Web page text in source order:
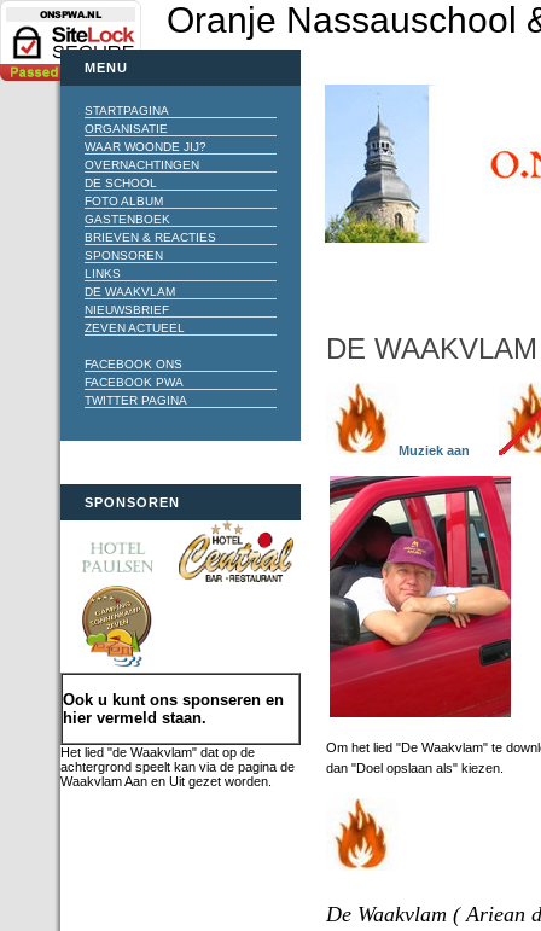
Oranje Nassauschool
MENU
STARTPAGINA
ORGANISATIE
WAAR WOONDE JIJ?
OVERNACHTINGEN
DE SCHOOL
FOTO ALBUM
GASTENBOEK
BRIEVEN & REACTIES
SPONSOREN
LINKS
DE WAAKVLAM
NIEUWSBRIEF
ZEVEN ACTUEEL
FACEBOOK ONS
FACEBOOK PWA
TWITTER PAGINA
SPONSOREN
Ook u kunt ons sponseren en
hier vermeld staan.
Het lied "de Waakvlam" dat op de
achtergrond speelt kan via de pagina de
Waakvlam Aan en Uit gezet worden.
DE WAAKVLAM
Muziek aan
Om het lied "De Waakvlam" te
dan "Doel opslaan als" kiezen.
De Waakvlam ( Ariean